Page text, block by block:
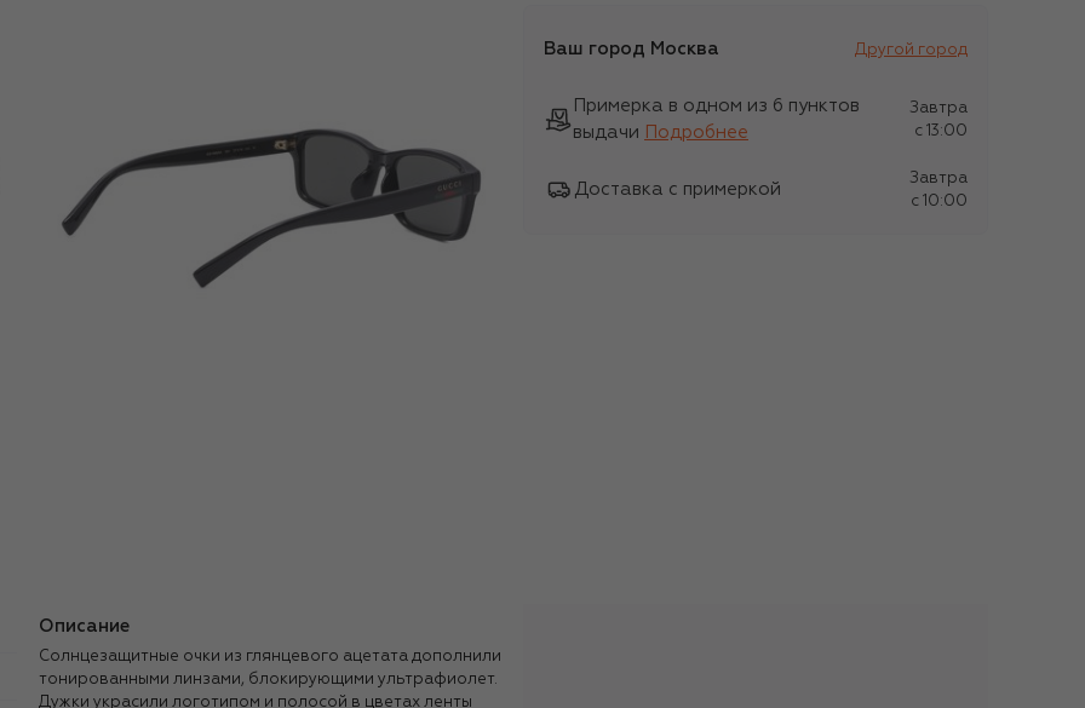
Ваш город Москва Другой город
Примерка в одном из 6 пунктов
выдачи
Подробнее
Завтра
c 13:00
Доставка с примеркой
Завтра
c 10:00
Описание
Солнцезащитные очки из глянцевого ацетата дополнили
тонированными линзами, блокирующими ультрафиолет.
Дужки украсили логотипом и полосой в цветах ленты